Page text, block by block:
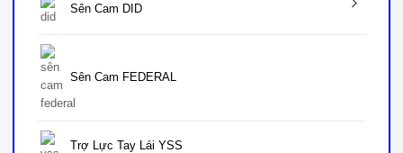
Sên Cam DID
Sên Cam FEDERAL
Trợ Lực Tay Lái YSS